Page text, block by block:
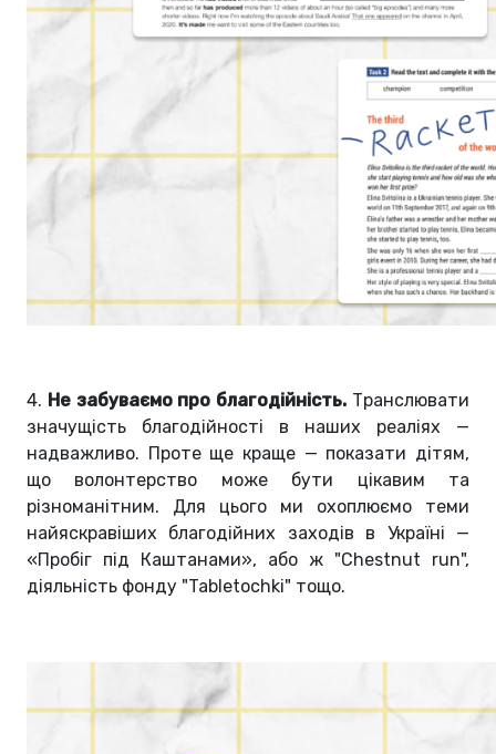
4. Не забуваємо про благодійність. Транслювати
значущість благодійності в наших реаліях —
надважливо. Проте ще краще — показати дітям,
що волонтерство може бути цікавим та
різноманітним. Для цього ми охоплюємо теми
найяскравіших благодійних заходів в Україні —
«Пробіг під Каштанами», або ж "Chestnut run",
діяльність фонду "Tabletochki" тощо.